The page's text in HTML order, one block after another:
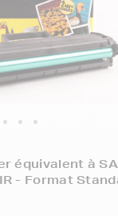
équivalent à
- Format